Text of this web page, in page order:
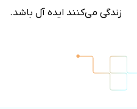
زندگی می‌کنند ایده آل باشد.